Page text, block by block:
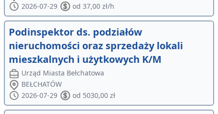
2026-07-29
od 37,00 zł/h
Podinspektor ds. podziałów
nieruchomości oraz sprzedaży lokali
mieszkalnych i użytkowych K/M
Urząd Miasta Bełchatowa
BEŁCHATÓW
2026-07-29
od 5030,00 zł